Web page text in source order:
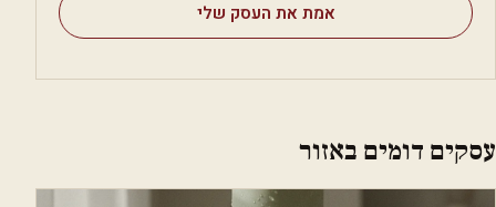
אמת את העסק שלי
עסקים דומים באזור